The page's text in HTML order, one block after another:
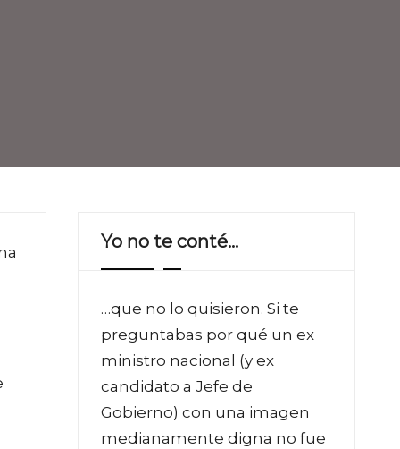
Yo no te conté…
…que no lo quisieron. Si te
preguntabas por qué un ex
ministro nacional (y ex
candidato a Jefe de
Gobierno) con una imagen
medianamente digna no fue